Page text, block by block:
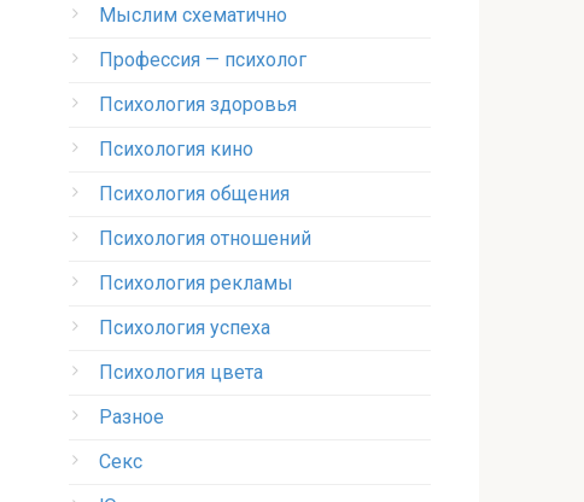
Мыслим схематично
Профессия — психолог
Психология здоровья
Психология кино
Психология общения
Психология отношений
Психология рекламы
Психология успеха
Психология цвета
Разное
Секс